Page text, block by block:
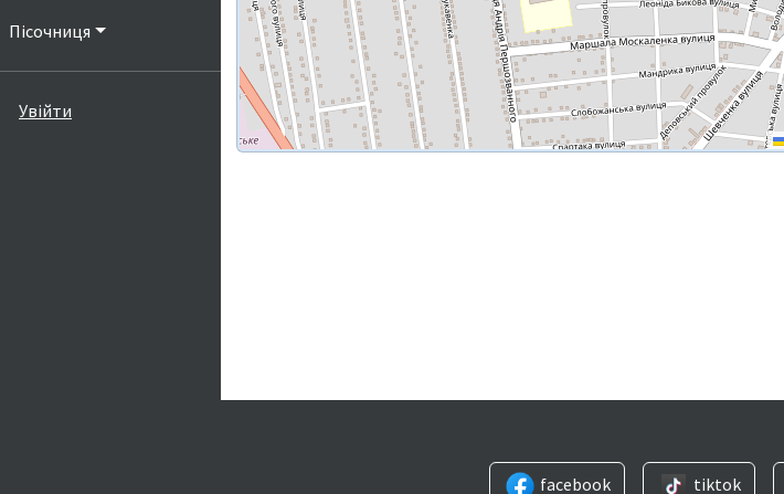
Пісочниця
Увійти
facebook
tiktok